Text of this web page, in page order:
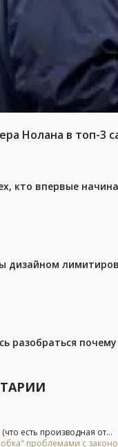
Нолана в топ-3
кто впервые
дизайном
разобраться
есть производная от...
проблемами с